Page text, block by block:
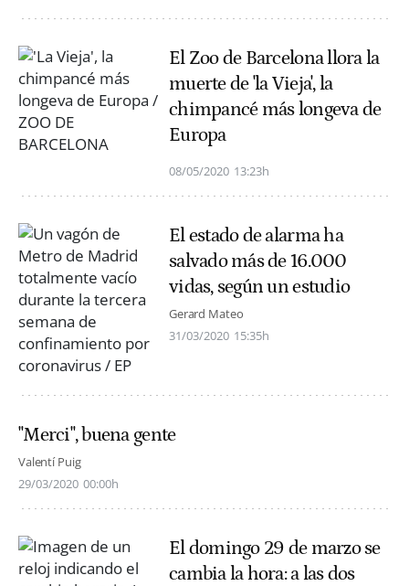
El Zoo de Barcelona llora la
muerte de 'la Vieja', la
chimpancé más longeva de
Europa
08/05/2020 13:23h
El estado de alarma ha
salvado más de 16.000
vidas, según un estudio
Gerard Mateo
31/03/2020 15:35h
"Merci", buena gente
Valentí Puig
29/03/2020 00:00h
El domingo 29 de marzo se
cambia la hora: a las dos